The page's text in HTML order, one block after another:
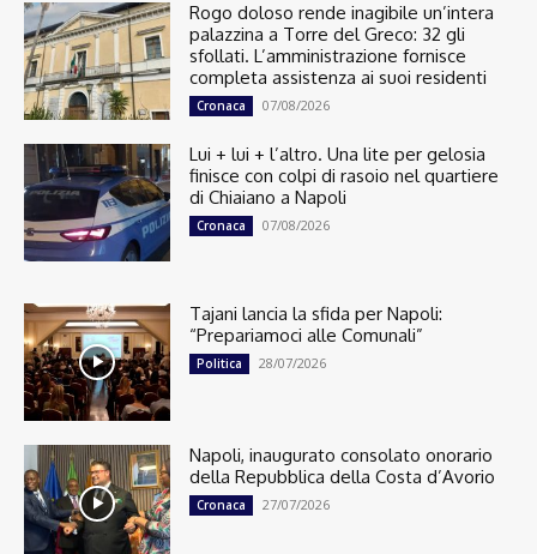
Rogo doloso rende inagibile un’intera
palazzina a Torre del Greco: 32 gli
sfollati. L’amministrazione fornisce
completa assistenza ai suoi residenti
Cronaca 07/08/2026
Lui + lui + l’altro. Una lite per gelosia
finisce con colpi di rasoio nel quartiere
di Chiaiano a Napoli
Cronaca 07/08/2026
Tajani lancia la sfida per Napoli:
“Prepariamoci alle Comunali”
Politica 28/07/2026
Napoli, inaugurato consolato onorario
della Repubblica della Costa d’Avorio
Cronaca 27/07/2026